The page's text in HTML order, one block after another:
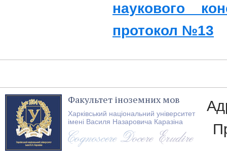
наукового
протокол №13
Факультет іноземних мов
Харківський національний університет
імені Василя Назаровича Каразіна